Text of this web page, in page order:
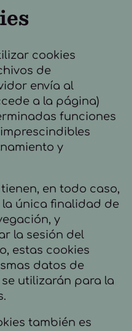
cookies
de
envía al
a la página)
funciones
y
en todo caso,
única finalidad de
y
la sesión del
estas cookies
datos de
utilizarán para la
también es